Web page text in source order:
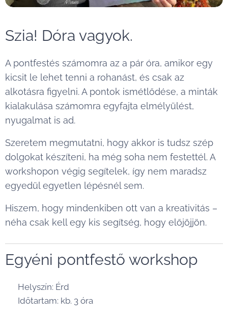
Szia! Dóra vagyok. 😊
A pontfestés számomra az a pár óra, amikor egy
kicsit le lehet tenni a rohanást, és csak az
alkotásra figyelni. A pontok ismétlődése, a minták
kialakulása számomra egyfajta elmélyülést,
nyugalmat is ad.
Szeretem megmutatni, hogy akkor is tudsz szép
dolgokat készíteni, ha még soha nem festettél. A
workshopon végig segítelek, így nem maradsz
egyedül egyetlen lépésnél sem.
Hiszem, hogy mindenkiben ott van a kreativitás –
néha csak kell egy kis segítség, hogy előjöjjön.
Egyéni pontfestő workshop
📍 Helyszín: Érd
⏳ Időtartam: kb. 3 óra